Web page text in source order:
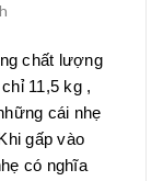
chất lượng
11,5 kg ,
cái nhẹ
gấp vào
có nghĩa